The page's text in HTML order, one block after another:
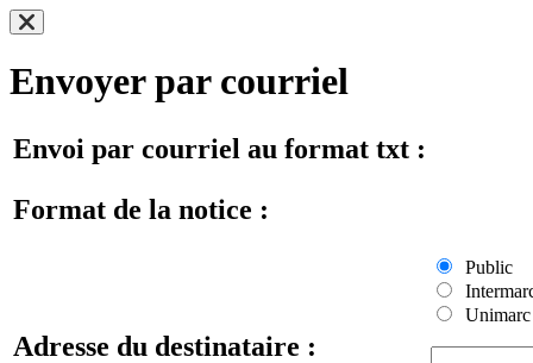
Envoyer par courriel
Envoi par courriel au format txt :
Format de la notice :
Public
Unimarc
Adresse du destinataire :